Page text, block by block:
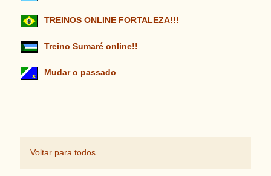
TREINOS ONLINE FORTALEZA!!!
Treino Sumaré online!!
Mudar o passado
Voltar para todos